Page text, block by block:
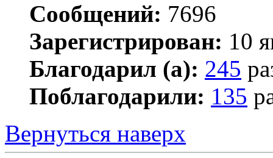
Сообщений: 7696
Зарегистрирован: 10
Благодарил (а): 245
Поблагодарили: 135
Вернуться наверх